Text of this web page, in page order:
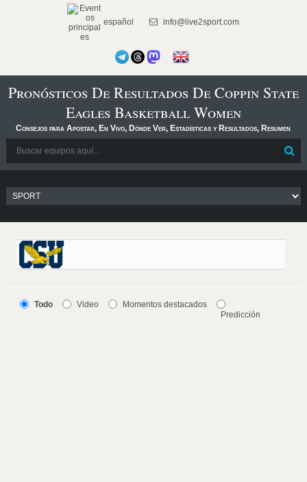
español info@live2sport.com
Pronósticos De Resultados De Coppin State
Eagles Basketball Women
Consejos para Apostar, En Vivo, Dónde Ver, Estadísticas y Resultados, Resumen
Todo Video
Momentos destacados
Predicción